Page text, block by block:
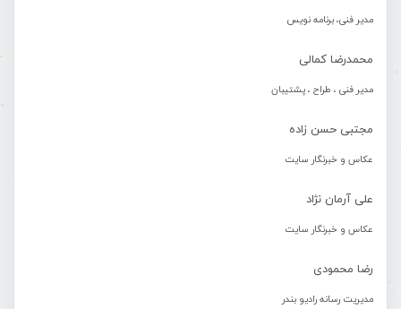
مدیر فنی، برنامه نویس
محمدرضا کمالی
مدیر فنی ، طراح ، پشتیبان
مجتبی حسن زاده
عکاس و خبرنگار سایت
علی آرمان نژاد
عکاس و خبرنگار سایت
رضا محمودی
مدیریت رسانه رادیو بندر